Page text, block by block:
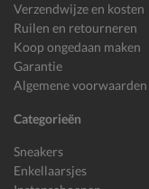
Verzendwijze en kosten
Ruilen en retourneren
Koop ongedaan maken
Garantie
Algemene voorwaarden
Categorieën
Sneakers
Enkellaarsjes